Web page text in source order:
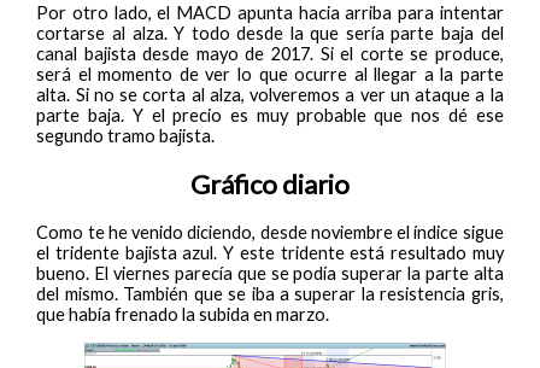
Por otro lado, el MACD apunta hacia arriba para intentar
cortarse al alza. Y todo desde la que sería parte baja del
canal bajista desde mayo de 2017. Si el corte se produce,
será el momento de ver lo que ocurre al llegar a la parte
alta. Si no se corta al alza, volveremos a ver un ataque a la
parte baja. Y el precio es muy probable que nos dé ese
segundo tramo bajista.
Gráfico diario
Como te he venido diciendo, desde noviembre el índice sigue
el tridente bajista azul. Y este tridente está resultado muy
bueno. El viernes parecía que se podía superar la parte alta
del mismo. También que se iba a superar la resistencia gris,
que había frenado la subida en marzo.